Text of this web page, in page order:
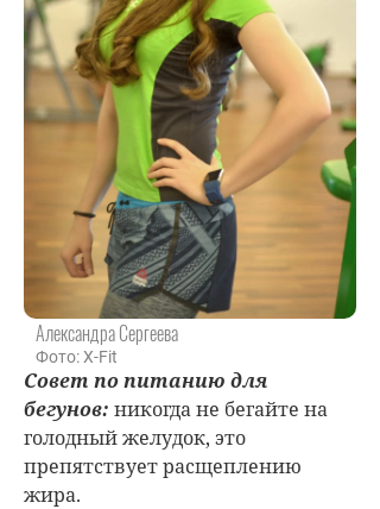
Александра Сергеева
Фото: X-Fit
Совет по питанию для
бегунов: никогда не бегайте на
голодный желудок, это
препятствует расщеплению
жира.